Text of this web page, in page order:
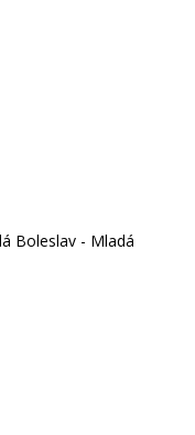
Boleslav - Mladá